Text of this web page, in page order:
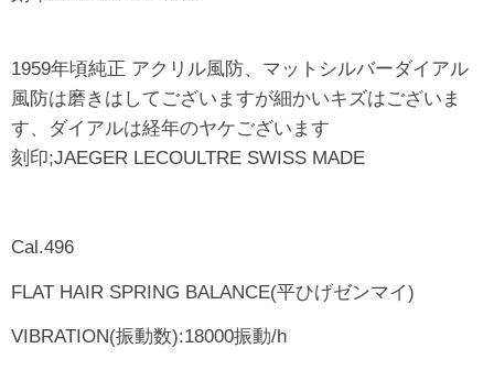
1959年頃純正 アクリル風防、マットシルバーダイアル
風防は磨きはしてございますが細かいキズはございま
す、ダイアルは経年のヤケございます
刻印;JAEGER LECOULTRE SWISS MADE
Cal.496
FLAT HAIR SPRING BALANCE(平ひげゼンマイ)
VIBRATION(振動数):18000振動/h